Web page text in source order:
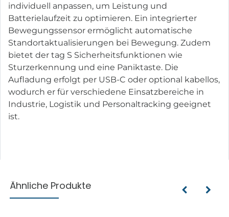
individuell anpassen, um Leistung und
Batterielaufzeit zu optimieren. Ein integrierter
Bewegungssensor ermöglicht automatische
Standortaktualisierungen bei Bewegung. Zudem
bietet der tag S Sicherheitsfunktionen wie
Sturzerkennung und eine Paniktaste. Die
Aufladung erfolgt per USB-C oder optional kabellos,
wodurch er für verschiedene Einsatzbereiche in
Industrie, Logistik und Personaltracking geeignet
ist.
Ähnliche Produkte